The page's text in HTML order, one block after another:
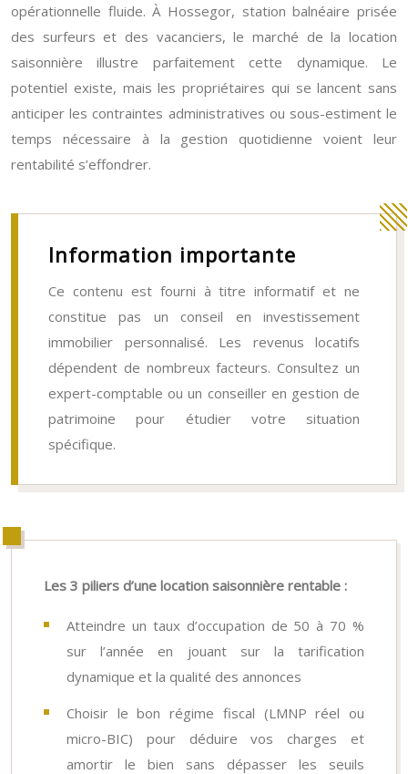
opérationnelle fluide. À Hossegor, station balnéaire prisée
des surfeurs et des vacanciers, le marché de la location
saisonnière illustre parfaitement cette dynamique. Le
potentiel existe, mais les propriétaires qui se lancent sans
anticiper les contraintes administratives ou sous-estiment le
temps nécessaire à la gestion quotidienne voient leur
rentabilité s’effondrer.
Information importante
Ce contenu est fourni à titre informatif et ne
constitue pas un conseil en investissement
immobilier personnalisé. Les revenus locatifs
dépendent de nombreux facteurs. Consultez un
expert-comptable ou un conseiller en gestion de
patrimoine pour étudier votre situation
spécifique.
Les 3 piliers d’une location saisonnière rentable :
Atteindre un taux d’occupation de 50 à 70 %
sur l’année en jouant sur la tarification
dynamique et la qualité des annonces
Choisir le bon régime fiscal (LMNP réel ou
micro-BIC) pour déduire vos charges et
amortir le bien sans dépasser les seuils